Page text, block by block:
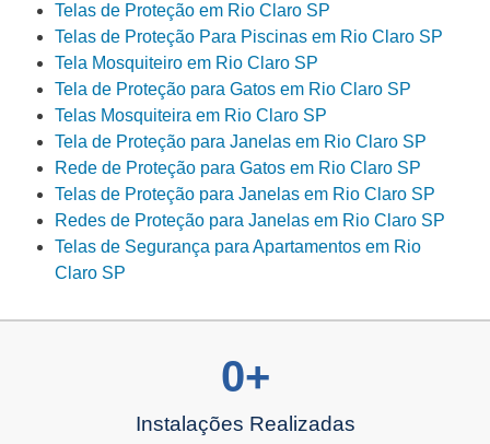
Telas de Proteção em Rio Claro SP
Telas de Proteção Para Piscinas em Rio Claro SP
Tela Mosquiteiro em Rio Claro SP
Tela de Proteção para Gatos em Rio Claro SP
Telas Mosquiteira em Rio Claro SP
Tela de Proteção para Janelas em Rio Claro SP
Rede de Proteção para Gatos em Rio Claro SP
Telas de Proteção para Janelas em Rio Claro SP
Redes de Proteção para Janelas em Rio Claro SP
Telas de Segurança para Apartamentos em Rio
Claro SP
Instalações Realizadas
0+